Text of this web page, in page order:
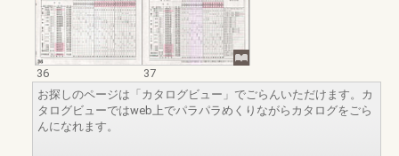
36
37
お探しのページは「カタログビュー」でごらんいただけます。カ
タログビューではweb上でパラパラめくりながらカタログをごら
んになれます。